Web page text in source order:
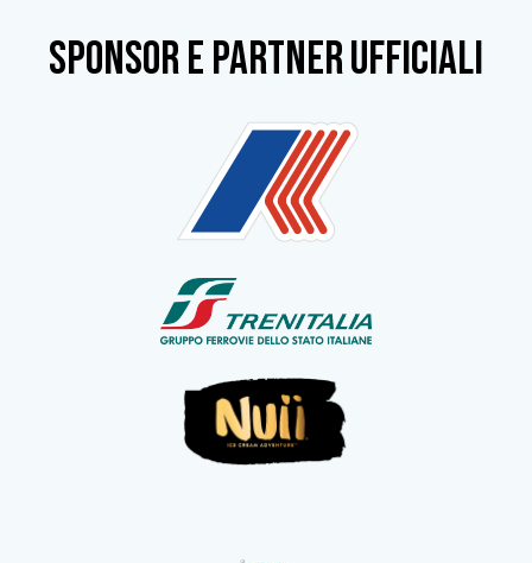
SPONSOR e partner ufficiali